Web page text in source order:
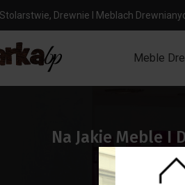
Drewnie I Meblach
Meble
Na Jakie Meble I